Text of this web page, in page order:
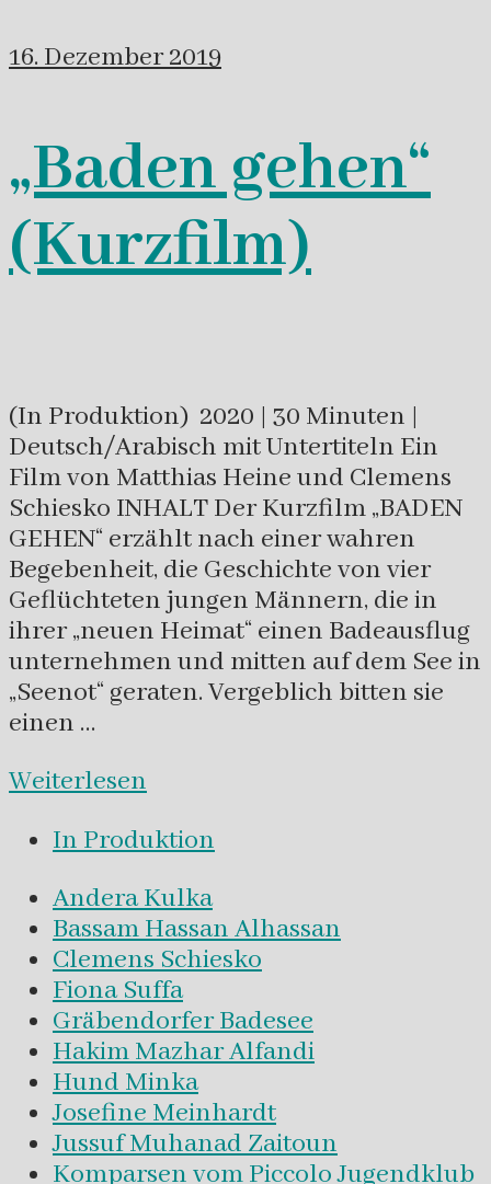
16. Dezember 2019
„Baden gehen“
(Kurzfilm)
(In Produktion) 2020 | 30 Minuten |
Deutsch/Arabisch mit Untertiteln Ein
Film von Matthias Heine und Clemens
Schiesko INHALT Der Kurzfilm „BADEN
GEHEN“ erzählt nach einer wahren
Begebenheit, die Geschichte von vier
Geflüchteten jungen Männern, die in
ihrer „neuen Heimat“ einen Badeausflug
unternehmen und mitten auf dem See in
„Seenot“ geraten. Vergeblich bitten sie
einen …
Weiterlesen
In Produktion
Andera Kulka
Bassam Hassan Alhassan
Clemens Schiesko
Fiona Suffa
Gräbendorfer Badesee
Hakim Mazhar Alfandi
Hund Minka
Josefine Meinhardt
Jussuf Muhanad Zaitoun
Komparsen vom Piccolo Jugendklub